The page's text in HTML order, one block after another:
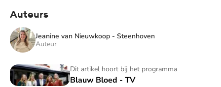
Auteurs
Jeanine van Nieuwkoop - Steenhoven
Auteur
Dit artikel hoort bij het programma
Blauw Bloed - TV
Blauw Bloed - TV